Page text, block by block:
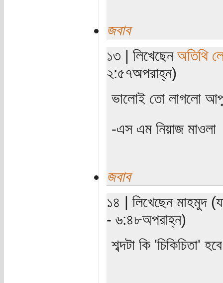
জবাব
১৩ | লিখেছেন অতিথি
২:৫৭অপরাহ্ন)
ভালোই তো লাগলো
-এস এম নিয়াজ মাওলা
জবাব
১৪ | লিখেছেন মাহমুদ
- ৬:৪৮অপরাহ্ন)
শব্দটা কি 'চিকিচিতা'